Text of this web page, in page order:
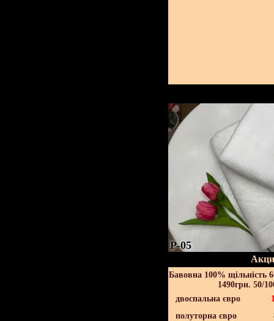
P-05
Бавовна 100% щільність
1490грн. 50/
двоспальна євро
полуторна євро